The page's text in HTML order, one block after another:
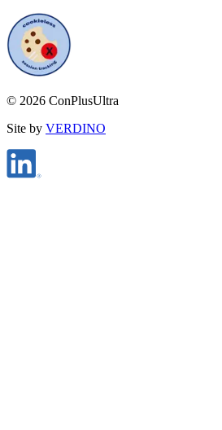
© 2026 ConPlusUltra
Site by VERDINO